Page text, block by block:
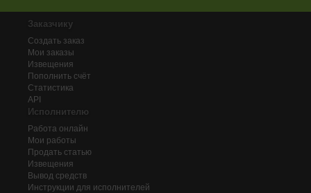
Заказчику
Создать заказ
Мои заказы
Извещения
Пополнить счёт
Статистика
API
Исполнителю
Работа онлайн
Мои работы
Продать статью
Извещения
Вывод средств
Инструкции для исполнителей